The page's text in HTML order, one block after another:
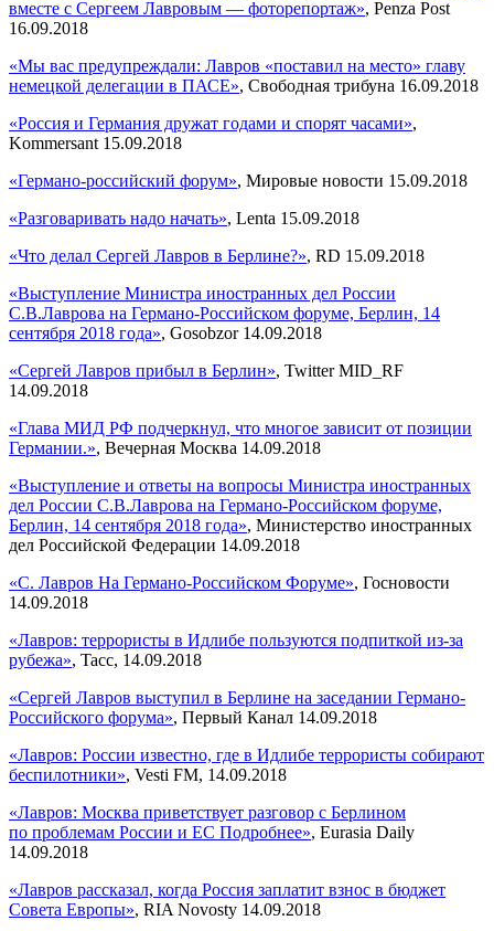
вместе с Сергеем Лавровым — фоторепортаж», Penza Post
16.09.2018
«Мы вас предупреждали: Лавров «поставил на место» главу
немецкой делегации в ПАСЕ», Свободная трибуна 16.09.2018
«Россия и Германия дружат годами и спорят часами»,
Kommersant 15.09.2018
«Германо-российский форум», Мировые новости 15.09.2018
«Разговаривать надо начать», Lenta 15.09.2018
«Что делал Сергей Лавров в Берлине?», RD 15.09.2018
«Выступление Министра иностранных дел России
С.В.Лаврова на Германо-Российском форуме, Берлин, 14
сентября 2018 года», Gosobzor 14.09.2018
«Сергей Лавров прибыл в Берлин», Twitter MID_RF
14.09.2018
«Глава МИД РФ подчеркнул, что многое зависит от позиции
Германии.», Вечерная Москва 14.09.2018
«Выступление и ответы на вопросы Министра иностранных
дел России С.В.Лаврова на Германо-Российском форуме,
Берлин, 14 сентября 2018 года», Министерство иностранных
дел Российской Федерации 14.09.2018
«С. Лавров На Германо-Российском Форуме», Госновости
14.09.2018
«Лавров: террористы в Идлибе пользуются подпиткой из-за
рубежа», Tacc, 14.09.2018
«Сергей Лавров выступил в Берлине на заседании Германо-
Российского форума», Первый Канал 14.09.2018
«Лавров: России известно, где в Идлибе террористы собирают
беспилотники», Vesti FM, 14.09.2018
«Лавров: Москва приветствует разговор с Берлином
по проблемам России и ЕС Подробнее», Eurasia Daily
14.09.2018
«Лавров рассказал, когда Россия заплатит взнос в бюджет
Совета Европы», RIA Novosty 14.09.2018